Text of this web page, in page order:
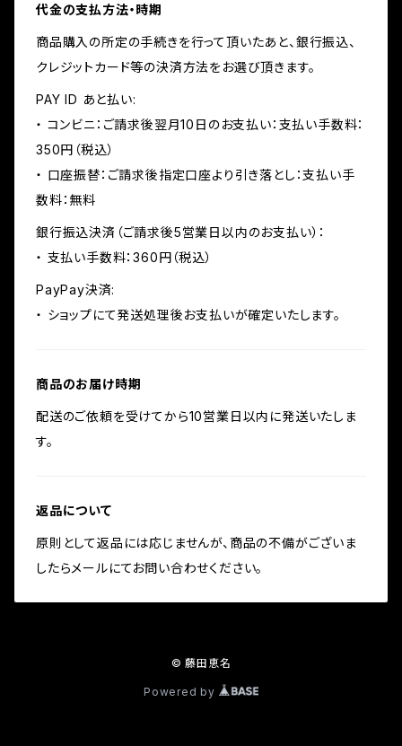
代金の支払方法・時期
商品購入の所定の手続きを行って頂いたあと、銀行振込、
クレジットカード等の決済方法をお選び頂きます。
PAY ID あと払い:
・ コンビニ：ご請求後翌月10日のお支払い：支払い手数料：
350円（税込）
・ 口座振替：ご請求後指定口座より引き落とし：支払い手
数料：無料
銀行振込決済（ご請求後5営業日以内のお支払い）：
・ 支払い手数料：360円（税込）
PayPay決済:
・ ショップにて発送処理後お支払いが確定いたします。
商品のお届け時期
配送のご依頼を受けてから10営業日以内に発送いたしま
す。
返品について
原則として返品には応じませんが、商品の不備がございま
したらメールにてお問い合わせください。
© 藤田恵名
Powered by